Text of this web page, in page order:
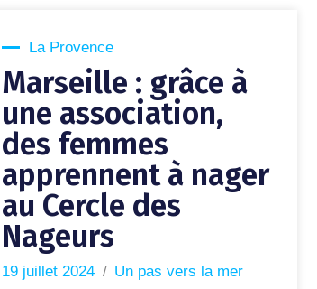
La Provence
Marseille : grâce à
une association,
des femmes
apprennent à nager
au Cercle des
Nageurs
19 juillet 2024 Un pas vers la mer